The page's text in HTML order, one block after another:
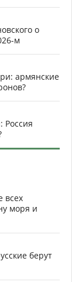
о
м
армянские
Россия
всех
моря и
берут